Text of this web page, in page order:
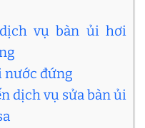
vụ bàn ủi hơi
nước đứng
dịch vụ sửa bàn ủi